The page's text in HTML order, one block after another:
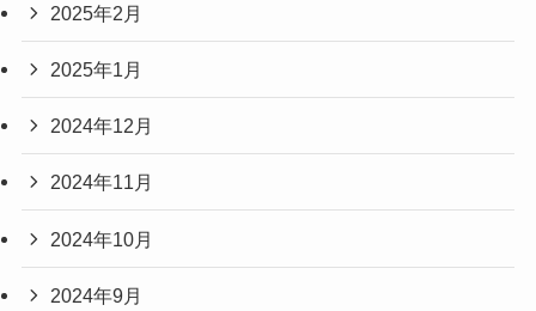
2025年2月
2025年1月
2024年12月
2024年11月
2024年10月
2024年9月